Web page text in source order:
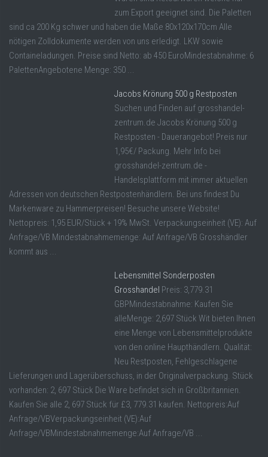
zum Export geeignet sind. Die Paletten
sind ca 200 Kg schwer und haben die Maße 80x120x170cm Alle
nötigen Zolldokumente werden von uns erledigt. LKW sowie
Containeladungen. Preise sind Netto: ab 450 EuroMindestabnahme: 6
PalettenAngebotene Menge: 350 ...
Jacobs Krönung 500 g Restposten
Suchen und Finden auf grosshandel-
zentrum.de Jacobs Krönung 500 g
Restposten - Dauerangebot! Preis nur
1,95€/ Packung. Mehr Info bei
grosshandel-zentrum.de -
Handelsplattform mit immer aktuellen
Adressen von deutschen Restpostenhändlern. Bei uns findest Du
Markenware zu Hammerpreisen! Besuche unsere Website!
Nettopreis: 1,95 EUR/Stück + 19% MwSt. Verpackungseinheit (VE): Auf
Anfrage/VB Mindestabnahmemenge: Auf Anfrage/VB Grosshändler
kommt aus ...
Lebensmittel Sonderposten
Grosshandel Preis: 3,779.31
GBPMindestabnahme: Kaufen Sie
alleMenge: 2,697 Stück Wit bieten Ihnen
eine Menge von Lebensmittelprodukte
von den online Haupthändlern. Qualität:
Neu Restposten, Fehlgeschlagene
Lieferungen und Lagerüberschuss, in der Originalverpackung. Stück
vorhanden: 2, 697 Stück Die Ware befindet sich in Großbritannien.
Kaufen Sie alle 2, 697 Stück für £3, 779.31 kaufen. Nettopreis:Auf
Anfrage/VBVerpackungseinheit (VE):Auf
Anfrage/VBMindestabnahmemenge:Auf Anfrage/VB ...